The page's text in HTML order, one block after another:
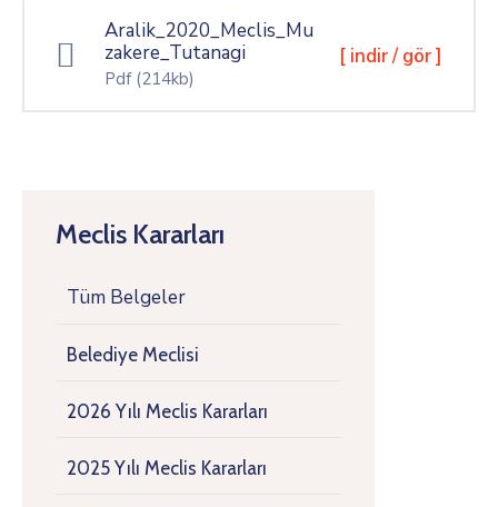
Meclis Kararları
Tüm Belgeler
Belediye Meclisi
2026 Yılı Meclis Kararları
2025 Yılı Meclis Kararları
Aralik_2020_Meclis_Mu
zakere_Tutanagi
Pdf (214kb)
[ indir / gör ]